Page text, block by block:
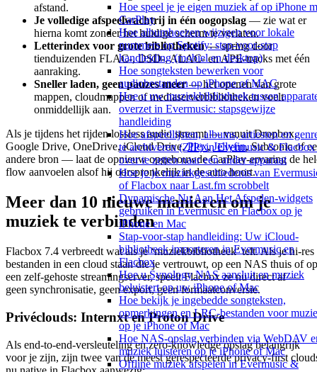
Hoe speel je je eigen muziek af op iPhone
CarPlay
Hoe albumhoezen wijzigen voor lokale
nummers op Spotify: stap-voor-stap
handleiding (mobiel en desktop)
Hoe songteksten bewerken voor
audiobestanden op iPhone of MAC
Hoe u uw muziekbibliotheek tussen
overzet in Evermusic: stapsgewijze
handleiding
Hoe afspeellijsten, albums, artiesten en
te archiveren (ZIP) in Evermusic & Flacbox
over te zetten naar een ander apparaat
Hoe je je muziekgeschiedenis van
of Flacbox naar Last.fm scrobbelt
Dynamische Nu Aan Het Afspelen-widgets
gebruiken in Evermusic en Flacbox op je
iPhone en Mac
Stap-voor-stap handleiding: Uw iCloud-
bibliotheek importeren in Evermusic en
Flacbox
Hoe u Synology NAS aansluit en muziek
beluistert op uw iPhone of Mac
Hoe bekijk je ingebedde songteksten,
opmerkingen en LRC-bestanden voor
op je iPhone of Mac
Hoe NAS-opslag verbinden via WebDAV
muziek luisteren op je iPhone of Mac
Offline muziek afspelen in Evermusic &
afstand.
Je volledige afspeelwachtrij in één oogopslag — zie wat er
hierna komt zonder het huidige scherm te verlaten.
Letterindex voor grote bibliotheken— spring door
tienduizenden FLAC-, DSD-, ALAC- en APE-tracks met één
aanraking.
Sneller laden, geen pauzes meer— het openen van grote
mappen, cloudmappen of mediaserverbibliotheken voelt
onmiddellijk aan.
Als je tijdens het rijden lossless audio streamt — vanuit Dropbox,
Google Drive, OneDrive, iCloud Drive,Plex,Jellyfin, Subsonic of
andere bron — laat de opnieuw opgebouwde CarPlay-ervaring de
flow aanvoelen alsof hij oorspronkelijk in de auto hoort.
Meer dan 10 nieuwe manieren om je
muziek te verbinden
Flacbox 7.4 verbreedt wat als je ‘muziekbibliotheek’ telt. Als je hi-res
bestanden in een cloud staan die je vertrouwt, op een NAS thuis of op
een zelf-gehoste streamingserver, speelt Flacbox ze nu direct af —
geen synchronisatie, geen export, geen formaatconversie.
Privéclouds: Internxt en Proton Drive
Als end-to-end-versleuteling en zero-knowledge opslag belangrijk
voor je zijn, zijn twee van de meest gerespecteerde privacy-first